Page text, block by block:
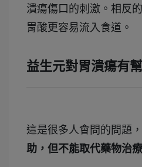
潰瘍傷口的刺激。相反
胃酸更容易流入食道。
益生元對胃潰瘍有
這是很多人會問的問題
助，但不能取代藥物治療